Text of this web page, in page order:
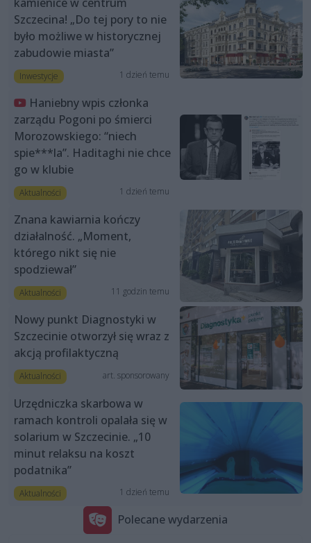
Szczecina! „Do tej pory to nie
było możliwe w historycznej
zabudowie miasta”
Inwestycje 1 dzień temu
Haniebny wpis członka
zarządu Pogoni po śmierci
Morozowskiego: “niech
spie***la”. Haditaghi nie chce
go w klubie
Aktualności 1 dzień temu
Znana kawiarnia kończy
działalność. „Moment,
którego nikt się nie
spodziewał”
Aktualności 11 godzin temu
Nowy punkt Diagnostyki w
Szczecinie otworzył się wraz z
akcją profilaktyczną
Aktualności art. sponsorowany
Urzędniczka skarbowa w
ramach kontroli opalała się w
solarium w Szczecinie. „10
minut relaksu na koszt
podatnika”
Aktualności 1 dzień temu
Polecane wydarzenia